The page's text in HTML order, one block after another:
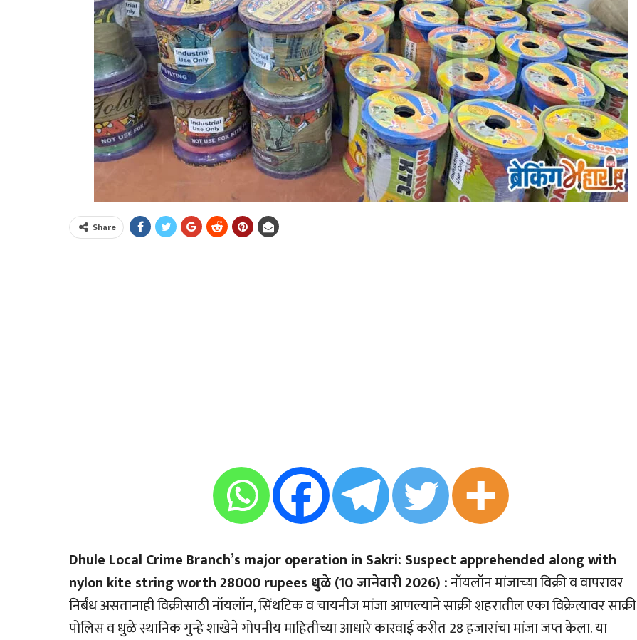
Share
Dhule Local Crime Branch’s major operation in Sakri: Suspect apprehended along with
nylon kite string worth 28000 rupees धुळे (10 जानेवारी 2026) :नॉयलॉन मांजाच्या विक्री व वापरावर
निर्बंध असतानाही विक्रीसाठी नॉयलॉन, सिंथटिक व चायनीज मांजा आणल्याने साक्री शहरातील एका विक्रेत्यावर साक्री
पोलिस व धुळे स्थानिक गुन्हे शाखेने गोपनीय माहितीच्या आधारे कारवाई करीत 28 हजारांचा मांजा जप्त केला. या